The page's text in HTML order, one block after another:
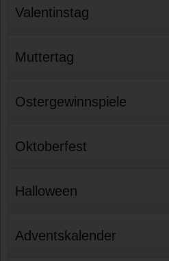
Valentinstag
Muttertag
Ostergewinnspiele
Oktoberfest
Halloween
Adventskalender